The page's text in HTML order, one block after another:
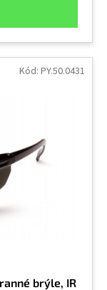
brýle, IR
Kód: PY.50.0431